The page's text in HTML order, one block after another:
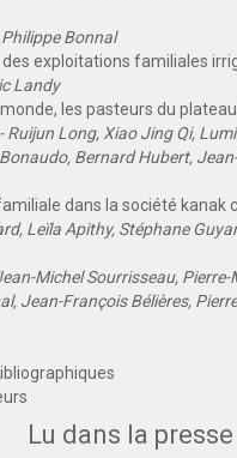
Philippe Bonnal
exploitations familiales
Landy
les pasteurs du
- Ruijun Long, Xiao Jing Qi,
Bernard Hubert,
familiale dans la société kanak
Leïla Apithy, Stéphane
Michel Sourrisseau, Pierre-
Jean-François Bélières,
Lu dans la presse